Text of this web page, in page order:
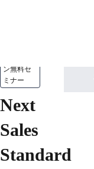
製品
ン無料セ
ミナー
Next
Sales
Standard